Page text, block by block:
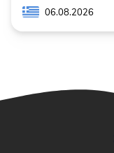
06.08.2026